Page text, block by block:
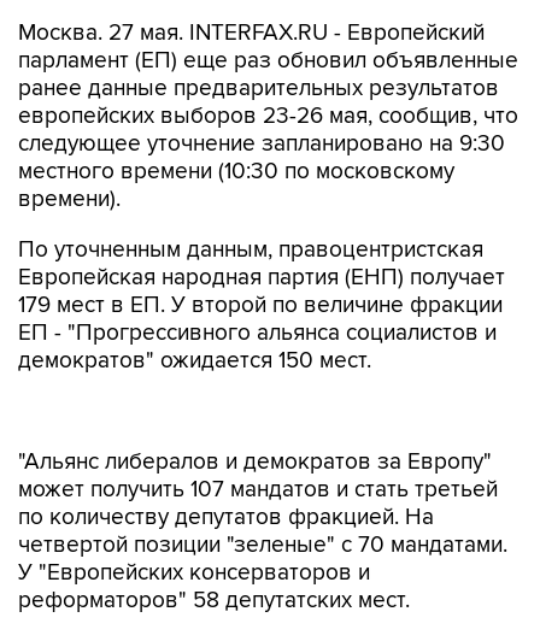
Москва. 27 мая. INTERFAX.RU - Европейский
парламент (ЕП) еще раз обновил объявленные
ранее данные предварительных результатов
европейских выборов 23-26 мая, сообщив, что
следующее уточнение запланировано на 9:30
местного времени (10:30 по московскому
времени).
По уточненным данным, правоцентристская
Европейская народная партия (ЕНП) получает
179 мест в ЕП. У второй по величине фракции
ЕП - "Прогрессивного альянса социалистов и
демократов" ожидается 150 мест.
по количеству депутатов фракцией. На
четвертой позиции "зеленые" с 70 мандатами.
У "Европейских консерваторов и
реформаторов" 58 депутатских мест.
При очередном обновлении вновь слегка